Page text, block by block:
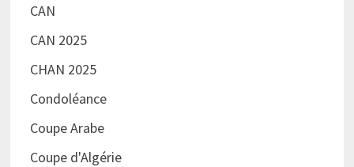
CAN
CAN 2025
CHAN 2025
Condoléance
Coupe Arabe
Coupe d'Algérie